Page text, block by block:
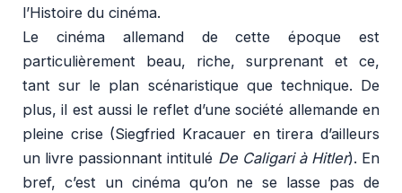
l’Histoire du cinéma.
Le cinéma allemand de cette époque est
particulièrement beau, riche, surprenant et ce,
tant sur le plan scénaristique que technique. De
plus, il est aussi le reflet d’une société allemande en
pleine crise (Siegfried Kracauer en tirera d’ailleurs
un livre passionnant intitulé De Caligari à Hitler). En
bref, c’est un cinéma qu’on ne se lasse pas de